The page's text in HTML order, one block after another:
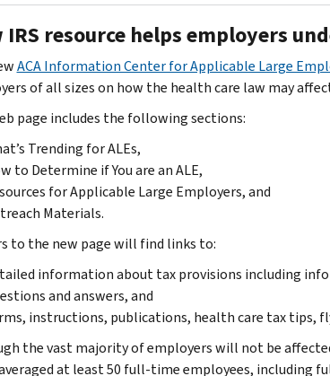
IRS resource helps employers
ACA Information Center for Applicable Large
of all sizes on how the health care law may
page includes the following sections:
Trending for ALEs,
to Determine if You are an ALE,
for Applicable Large Employers, and
Materials.
to the new page will find links to:
information about tax provisions including
and answers, and
instructions, publications, health care tax tips,
the vast majority of employers will not be
at least 50 full-time employees, including